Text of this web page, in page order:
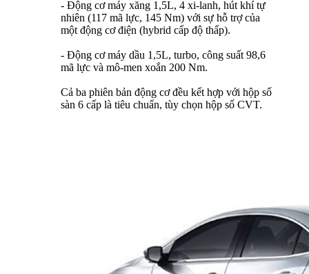
- Động cơ máy xăng 1,5L, 4 xi-lanh, hút khí tự
nhiên (117 mã lực, 145 Nm) với sự hỗ trợ của
một động cơ điện (hybrid cấp độ thấp).
- Động cơ máy dầu 1,5L, turbo, công suất 98,6
mã lực và mô-men xoắn 200 Nm.
Cả ba phiên bản động cơ đều kết hợp với hộp số
sàn 6 cấp là tiêu chuẩn, tùy chọn hộp số CVT.